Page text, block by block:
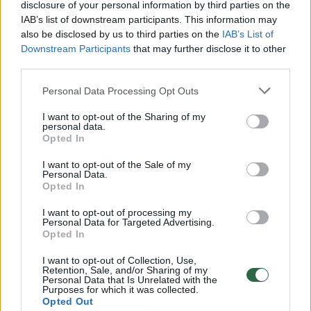
disclosure of your personal information by third parties on the
IAB’s list of downstream participants. This information may
also be disclosed by us to third parties on the IAB’s List of
Downstream Participants that may further disclose it to other
Personal Data Processing Opt Outs
I want to opt-out of the Sharing of my
personal data.
Opted In
I want to opt-out of the Sale of my
Personal Data.
Opted In
I want to opt-out of processing my
Personal Data for Targeted Advertising.
Opted In
I want to opt-out of Collection, Use,
Retention, Sale, and/or Sharing of my
Personal Data that Is Unrelated with the
Purposes for which it was collected.
Opted Out
00:00:30
Vaizdai iš tragiškos avarijos Vilniaus r.: dviejų moterų ir
vaiko gyvybių išgelbėti nepavyko
Žinios | Lietuvos diena
Savaitės vidurys nusimato karštas: temperatūra kils iki
32 laipsnių šilumos
Ukrainos politikoje: jis yra neteisus
Sinoptikai atsakė, kokiais orais užbaigsime darbo